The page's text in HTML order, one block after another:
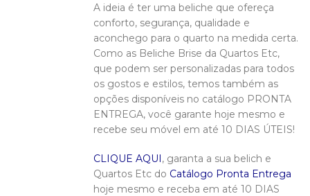
A ideia é ter uma beliche que ofereça
conforto, segurança, qualidade e
aconchego para o quarto na medida certa.
Como as Beliche Brise da Quartos Etc,
que podem ser personalizadas para todos
os gostos e estilos, temos também as
opções disponíveis no catálogo PRONTA
ENTREGA, você garante hoje mesmo e
recebe seu móvel em até 10 DIAS ÚTEIS!
CLIQUE AQUI, garanta a sua belich e
Quartos Etc do Catálogo Pronta Entrega
hoje mesmo e receba em até 10 DIAS